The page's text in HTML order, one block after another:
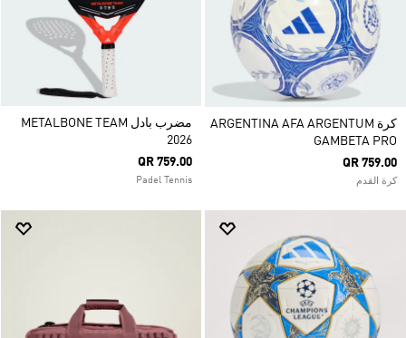
كرة ARGENTINA AFA ARGENTUM
GAMBETA PRO
QR 759.00
كرة القدم
مضرب بادل METALBONE TEAM
2026
QR 759.00
Padel Tennis